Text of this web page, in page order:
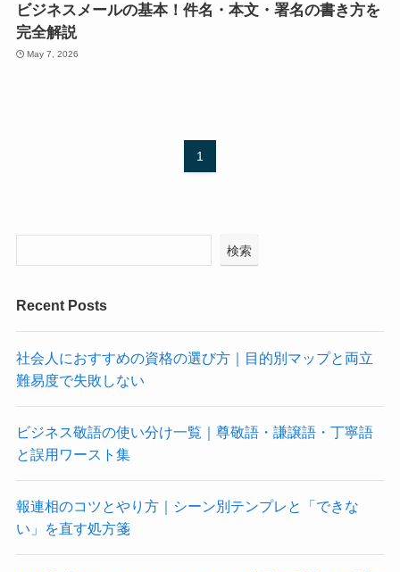
ビジネスメールの基本！件名・本文・署名の書き方を
完全解説
May 7, 2026
1
検索
Recent Posts
社会人におすすめの資格の選び方｜目的別マップと両立
難易度で失敗しない
ビジネス敬語の使い分け一覧｜尊敬語・謙譲語・丁寧語
と誤用ワースト集
報連相のコツとやり方｜シーン別テンプレと「できな
い」を直す処方箋